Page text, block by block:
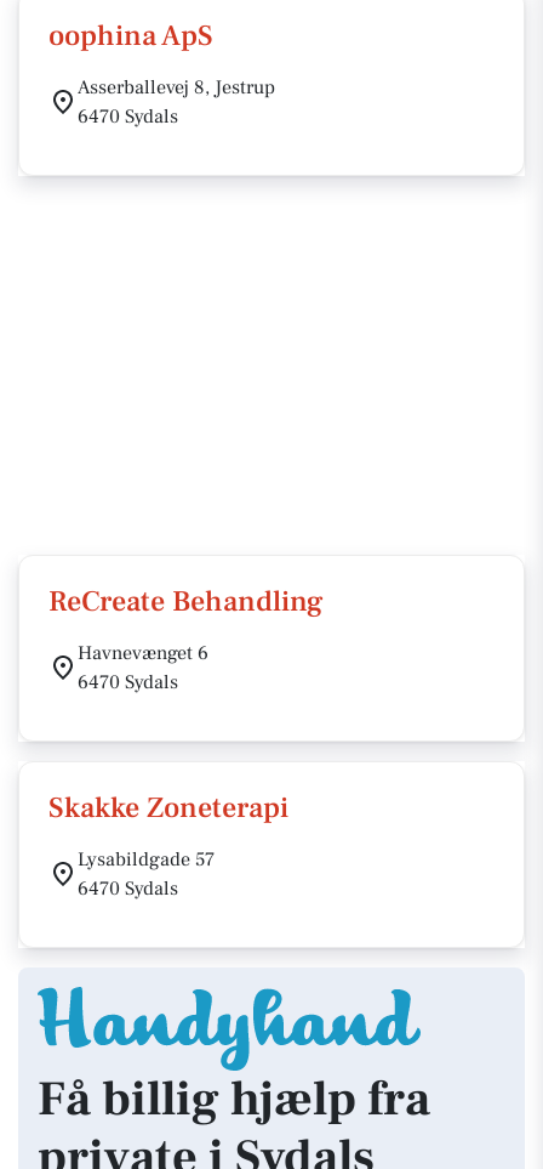
oophina ApS
Asserballevej 8, Jestrup
6470 Sydals
ReCreate Behandling
Havnevænget 6
6470 Sydals
Skakke Zoneterapi
Lysabildgade 57
6470 Sydals
Få billig hjælp fra